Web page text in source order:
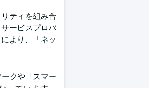
ティを組み合
ービスプロバ
より、「ネッ
クや「スマー